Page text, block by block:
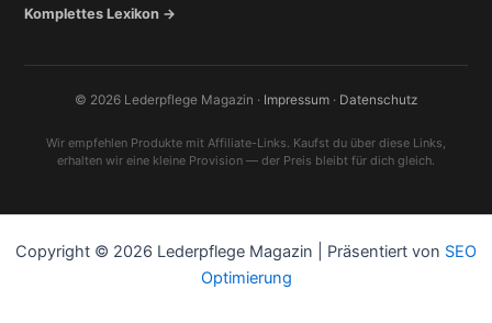
Komplettes Lexikon →
© 2026 Lederpflege Magazin · Impressum · Datenschutz
Wir empfehlen Produkte mit Affiliate-Links. Kaufst du über diese Links,
erhalten wir eine kleine Provision — der Preis bleibt für dich gleich.
Copyright © 2026 Lederpflege Magazin | Präsentiert von SEO
Optimierung